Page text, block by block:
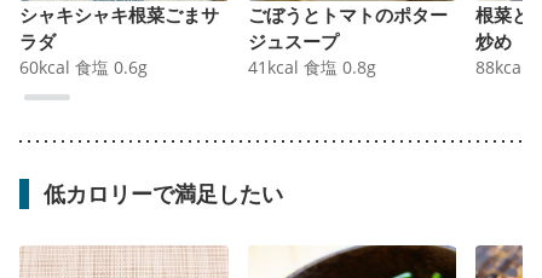
シャキシャキ根菜ごまサ
ラダ
60kcal 食塩 0.6g
ごぼうとトマトのポター
ジュスープ
41 kcal 食塩 0.8g
根菜と
炒め
88kcal
低カロリーで満足したい